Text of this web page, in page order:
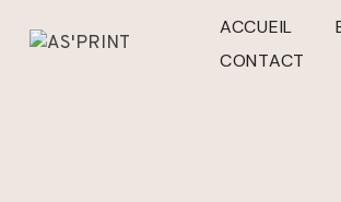
ACCUEIL
CONTACT